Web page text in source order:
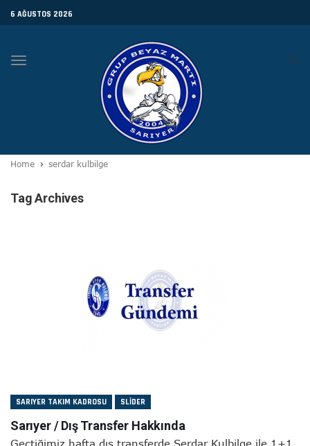
6 AĞUSTOS 2026
Toggle
Home serdar kulbilge
Tag Archives
SARIYER TAKIM KADROSU SLIDER
Sarıyer / Dış Transfer Hakkında
Geçtiğimiz hafta dış transferde Serdar Kulbilge ile 1+1